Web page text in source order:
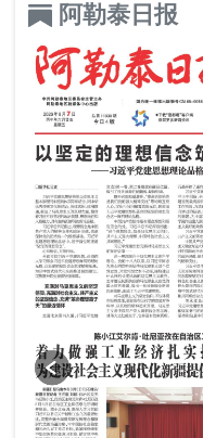
阿勒泰日报